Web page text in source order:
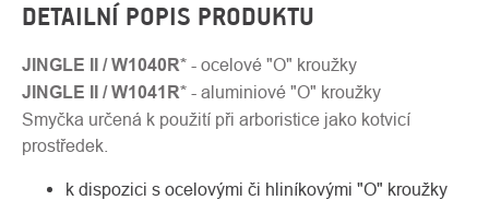
DETAILNÍ POPIS PRODUKTU
JINGLE II / W1040R* - ocelové "O" kroužky
JINGLE II / W1041R* - aluminiové "O" kroužky
Smyčka určená k použití při arboristice jako kotvicí
prostředek.
k dispozici s ocelovými či hliníkovými "O" kroužky